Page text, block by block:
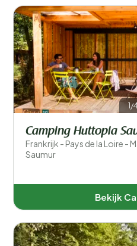
1/
Camping Huttopia
Frankrijk - Pays de la Loire -
Saumur
Bekijk